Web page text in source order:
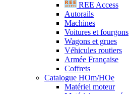
REE Access
Autorails
Machines
Voitures et fourgons
Wagons et grues
Véhicules routiers
Armée Française
Coffrets
Catalogue HOm/HOe
Matériel moteur